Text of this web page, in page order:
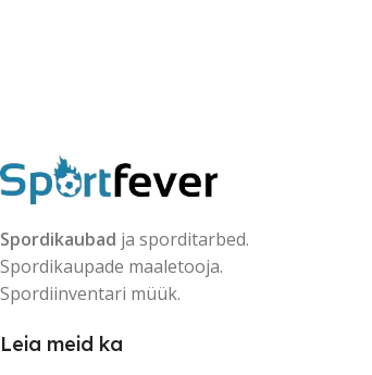
Spordikaubad ja sporditarbed.
Spordikaupade maaletooja.
Spordiinventari müük.
Leia meid ka